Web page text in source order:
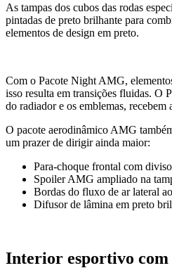
As tampas dos cubos das rodas
pintadas de preto brilhante para
elementos de design em preto.
Com o Pacote Night AMG,
isso resulta em transições fluidas. O
do radiador e os emblemas,
O pacote aerodinâmico AMG
um prazer de dirigir ainda maior:
Para-choque frontal com
Spoiler AMG ampliado na
Bordas do fluxo de ar lateral
Difusor de lâmina em preto
Interior esportivo com